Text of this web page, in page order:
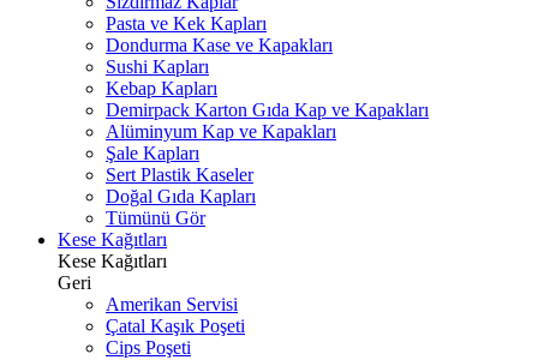
Pasta ve Kek Kapları
Dondurma Kase ve Kapakları
Sushi Kapları
Kebap Kapları
Demirpack Karton Gıda Kap ve Kapakları
Alüminyum Kap ve Kapakları
Şale Kapları
Sert Plastik Kaseler
Doğal Gıda Kapları
Tümünü Gör
Kese Kağıtları
Kese Kağıtları
Geri
Amerikan Servisi
Çatal Kaşık Poşeti
Cips Poşeti